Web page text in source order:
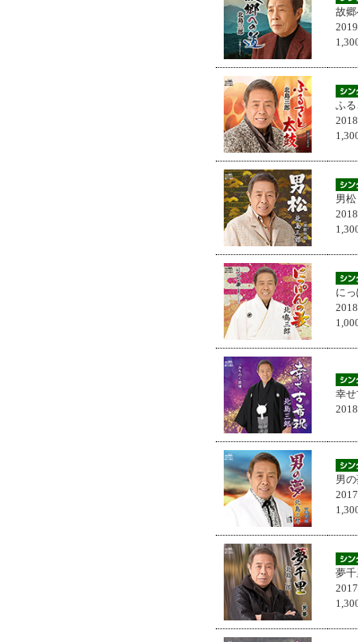
故
ふ
男松
に
幸
男
夢